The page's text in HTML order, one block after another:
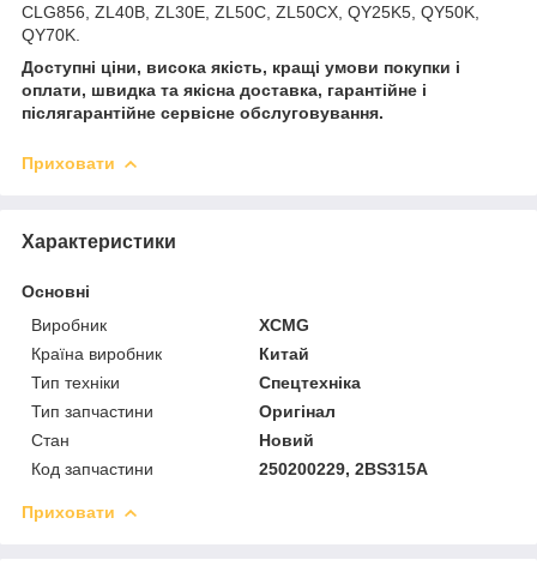
CLG856, ZL40B, ZL30E, ZL50C, ZL50CX, QY25K5, QY50K,
QY70K.
Доступні ціни, висока якість, кращі умови покупки і
оплати, швидка та якісна доставка, гарантійне і
післягарантійне сервісне обслуговування.
Приховати
Характеристики
Основні
Виробник
XCMG
Країна виробник
Китай
Тип техніки
Спецтехніка
Тип запчастини
Оригінал
Стан
Новий
Код запчастини
250200229, 2BS315A
Приховати